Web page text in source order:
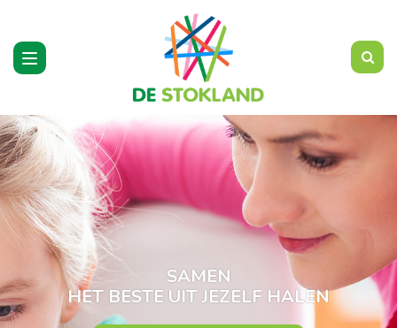
Toggle
navigation
SAMEN
HET BESTE UIT JEZELF HALEN